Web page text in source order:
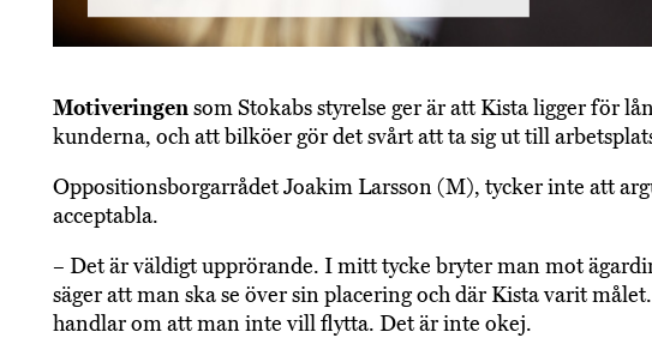
Motiveringensom Stokabs styrelse ger är att Kista ligger för
kunderna, och att bilköer gör det svårt att ta sig ut till
Oppositionsborgarrådet Joakim Larsson (M), tycker inte att
acceptabla.
– Det är väldigt upprörande. I mitt tycke bryter man mot
säger att man ska se över sin placering och där Kista varit
handlar om att man inte vill flytta. Det är inte okej.